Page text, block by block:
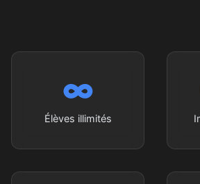
∞
Élèves illimités